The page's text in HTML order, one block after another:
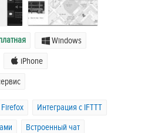
Windows
iPhone
Интеграция с IFTTT
Встроенный чат